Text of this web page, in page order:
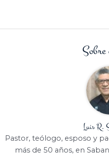
Luis R.
Pastor, teólogo, esposo y
más de 50 años, en